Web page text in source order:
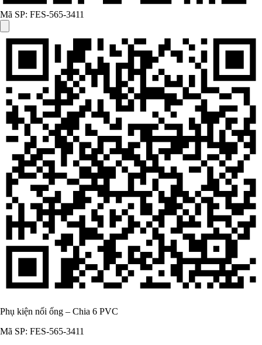
Mã SP: FES-565-3411
Phụ kiện nối ống – Chia 6 PVC
Mã SP: FES-565-3411